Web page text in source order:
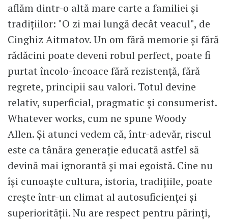
aflăm dintr-o altă mare carte a familiei și
tradițiilor: "O zi mai lungă decât veacul", de
Cinghiz Aitmatov. Un om fără memorie și fără
rădăcini poate deveni robul perfect, poate fi
purtat încolo-încoace fără rezistență, fără
regrete, principii sau valori. Totul devine
relativ, superficial, pragmatic și consumerist.
Whatever works, cum ne spune Woody
Allen. Și atunci vedem că, într-adevăr, riscul
este ca tânăra generație educată astfel să
devină mai ignorantă și mai egoistă. Cine nu
își cunoaște cultura, istoria, tradițiile, poate
crește într-un climat al autosuficienței și
superiorității. Nu are respect pentru părinți,